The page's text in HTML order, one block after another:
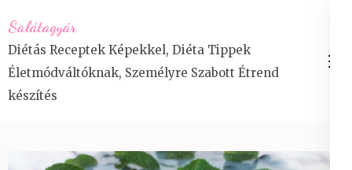
to
content
(Press
Enter)
Salátagyár
Diétás Receptek Képekkel, Diéta Tippek
Életmódváltóknak, Személyre Szabott Étrend
készítés